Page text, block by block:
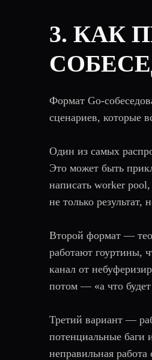
3. КАК
Формат Go-
сценариев, которые
Один из самых
Это может быть
написать worker
не только
Второй формат —
работают гоуртины,
канал от
потом — «а что будет
Третий вариант —
потенциальные баги
неправильная